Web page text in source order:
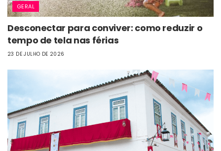
GERAL
Desconectar para conviver: como reduzir o
tempo de tela nas férias
23 DE JULHO DE 2026